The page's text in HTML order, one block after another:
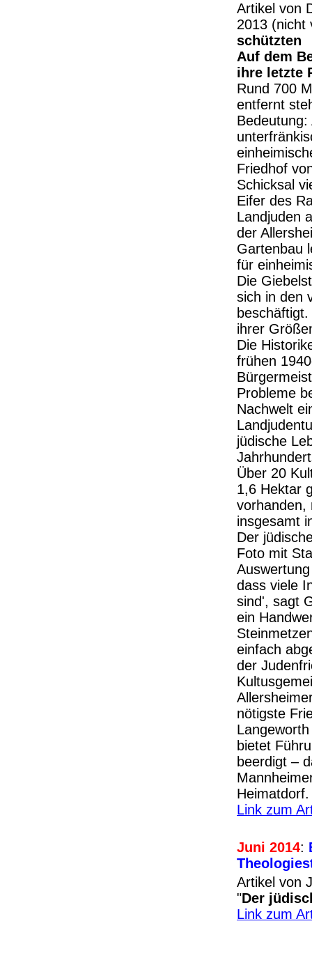
Artikel von
2013 (nicht
schützten
Auf dem
ihre letzte
Rund 700
entfernt
Friedhof
Schicksal
Eifer des
Landjuden
der
Gartenbau
für
Die
sich in den
ihrer
Die
frühen
Probleme
Nachwelt
jüdische
Über 20
1,6 Hektar
vorhanden,
insgesamt
Der
Foto mit
dass viele
sind', sagt
ein
einfach
der
nötigste
bietet
beerdigt –
Link zum
Juni 2014:
Artikel von
"Der
Link zum